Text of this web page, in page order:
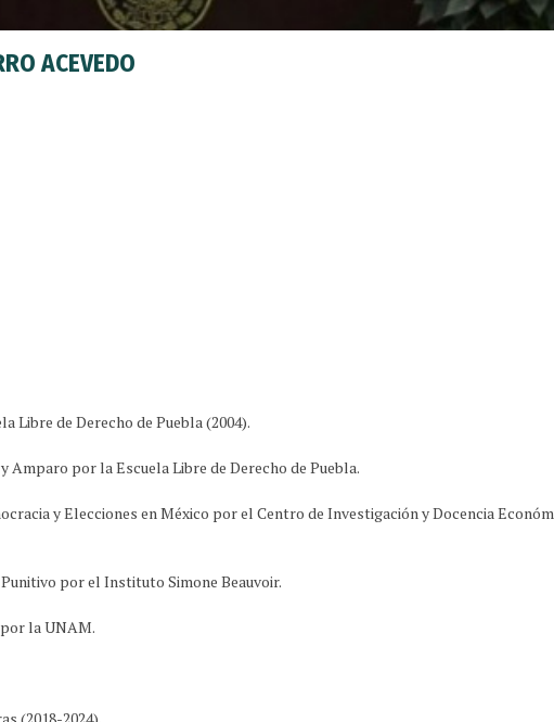
ACEVEDO
Libre de Derecho de Puebla (2004).
por la Escuela Libre de Derecho de Puebla.
y Elecciones en México por el Centro de Investigación y Docencia
por el Instituto Simone Beauvoir.
la UNAM.